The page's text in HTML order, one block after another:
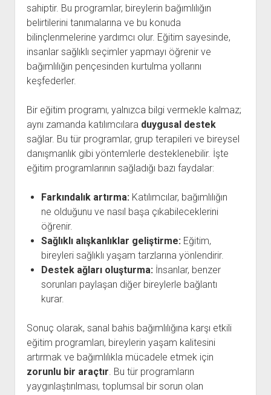
sahiptir. Bu programlar, bireylerin bağımlılığın
belirtilerini tanımalarına ve bu konuda
bilinçlenmelerine yardımcı olur. Eğitim sayesinde,
insanlar sağlıklı seçimler yapmayı öğrenir ve
bağımlılığın pençesinden kurtulma yollarını
keşfederler.
Bir eğitim programı, yalnızca bilgi vermekle kalmaz;
aynı zamanda katılımcılara duygusal destek
sağlar. Bu tür programlar, grup terapileri ve bireysel
danışmanlık gibi yöntemlerle desteklenebilir. İşte
eğitim programlarının sağladığı bazı faydalar:
Farkındalık artırma:Katılımcılar, bağımlılığın
ne olduğunu ve nasıl başa çıkabileceklerini
öğrenir.
Sağlıklı alışkanlıklar geliştirme:Eğitim,
bireyleri sağlıklı yaşam tarzlarına yönlendirir.
Destek ağları oluşturma:İnsanlar, benzer
sorunları paylaşan diğer bireylerle bağlantı
kurar.
Sonuç olarak, sanal bahis bağımlılığına karşı etkili
eğitim programları, bireylerin yaşam kalitesini
artırmak ve bağımlılıkla mücadele etmek için
zorunlu bir araçtır. Bu tür programların
yaygınlaştırılması, toplumsal bir sorun olan